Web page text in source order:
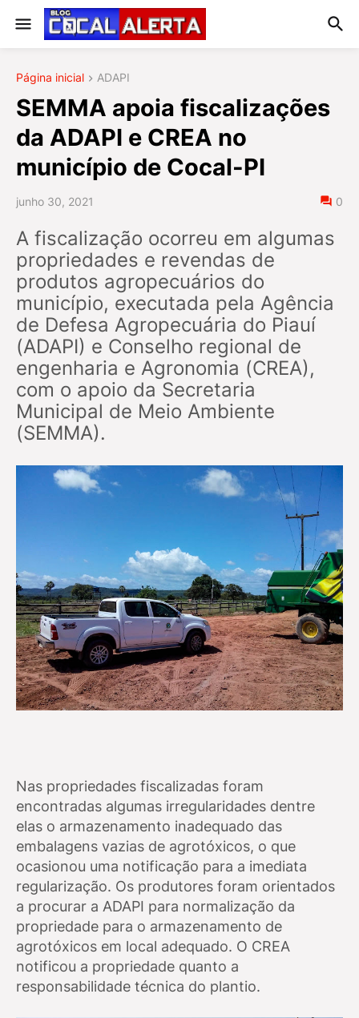
Página inicial ADAPI
SEMMA apoia fiscalizações
da ADAPI e CREA no
município de Cocal-PI
junho 30, 2021 0
A fiscalização ocorreu em algumas
propriedades e revendas de
produtos agropecuários do
município, executada pela Agência
de Defesa Agropecuária do Piauí
(ADAPI) e Conselho regional de
engenharia e Agronomia (CREA),
com o apoio da Secretaria
Municipal de Meio Ambiente
(SEMMA).
Nas propriedades fiscalizadas foram
encontradas algumas irregularidades dentre
elas o armazenamento inadequado das
embalagens vazias de agrotóxicos, o que
ocasionou uma notificação para a imediata
regularização. Os produtores foram orientados
a procurar a ADAPI para normalização da
propriedade para o armazenamento de
agrotóxicos em local adequado. O CREA
notificou a propriedade quanto a
responsabilidade técnica do plantio.